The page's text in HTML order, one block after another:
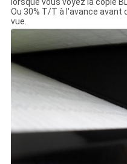
lorsque vous voyez la copie
Ou 30% T/T à l'avance avant
vue.